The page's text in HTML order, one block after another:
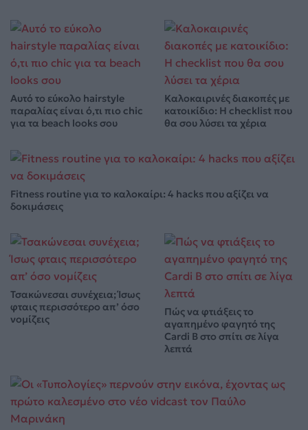
Αυτό το εύκολο hairstyle
παραλίας είναι ό,τι πιο chic
για τα beach looks σου
Καλοκαιρινές διακοπές με
κατοικίδιο: Η checklist που
θα σου λύσει τα χέρια
Fitness routine για το καλοκαίρι: 4 hacks που αξίζει να
δοκιμάσεις
Τσακώνεσαι συνέχεια; Ίσως
φταις περισσότερο απ’ όσο
νομίζεις
Πώς να φτιάξεις το
αγαπημένο φαγητό της
Cardi B στο σπίτι σε λίγα
λεπτά